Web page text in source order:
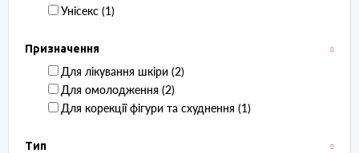
Унісекс ‏ (1)
Призначення
Для лікування шкіри ‏ (2)
Для омолодження ‏ (2)
Для корекції фігури та схуднення ‏ (1)
Тип